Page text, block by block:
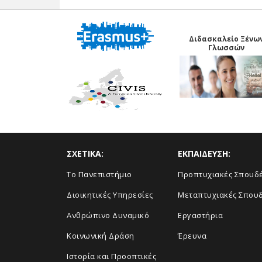
Διδασκαλείο
Γλωσσών
ΣΧΕΤΙΚΑ:
Το Πανεπιστήμιο
Διοικητικές Υπηρεσίες
Ανθρώπινο Δυναμικό
Κοινωνική Δράση
Ιστορία και Προοπτικές
ΕΚΠΑΙΔΕΥΣΗ:
Προπτυχιακές
Μεταπτυχιακές
Εργαστήρια
Έρευνα